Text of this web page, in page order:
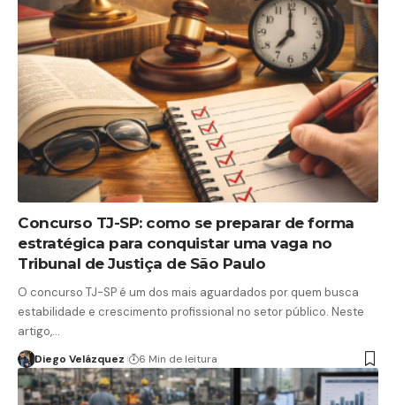
Concurso TJ-SP: como se preparar de forma
estratégica para conquistar uma vaga no
Tribunal de Justiça de São Paulo
O concurso TJ-SP é um dos mais aguardados por quem busca
estabilidade e crescimento profissional no setor público. Neste
artigo,…
Diego Velázquez 6 Min de leitura